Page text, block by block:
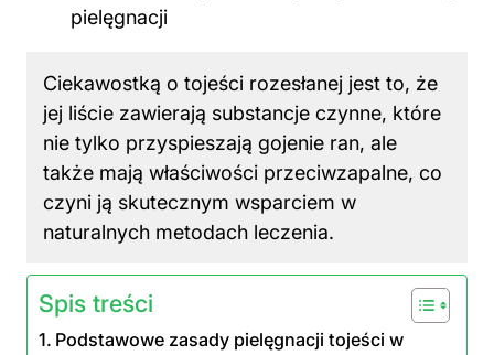
pielęgnacji
Ciekawostką o tojeści rozesłanej jest to, że
jej liście zawierają substancje czynne, które
nie tylko przyspieszają gojenie ran, ale
także mają właściwości przeciwzapalne, co
czyni ją skutecznym wsparciem w
naturalnych metodach leczenia.
Spis treści
Podstawowe zasady pielęgnacji tojeści w